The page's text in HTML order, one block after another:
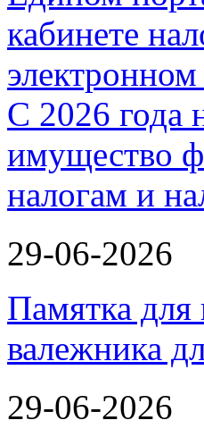
С 2026 года
имущество
налогам и
29-06-2026
Памятка для
валежника
29-06-2026